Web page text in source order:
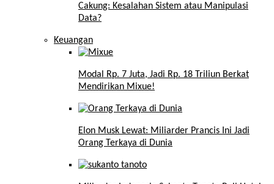
Cakung: Kesalahan Sistem atau Manipulasi
Data?
Keuangan
Modal Rp. 7 Juta, Jadi Rp. 18 Triliun Berkat
Mendirikan Mixue!
Elon Musk Lewat: Miliarder Prancis Ini Jadi
Orang Terkaya di Dunia